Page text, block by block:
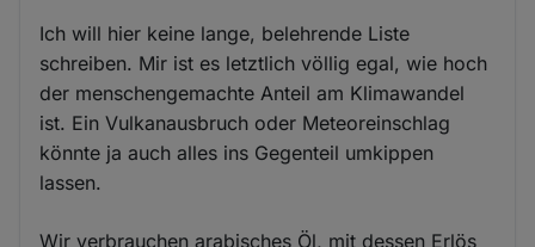
Ich will hier keine lange, belehrende Liste
schreiben. Mir ist es letztlich völlig egal, wie hoch
der menschengemachte Anteil am Klimawandel
ist. Ein Vulkanausbruch oder Meteoreinschlag
könnte ja auch alles ins Gegenteil umkippen
lassen.
Wir verbrauchen arabisches Öl, mit dessen Erlös